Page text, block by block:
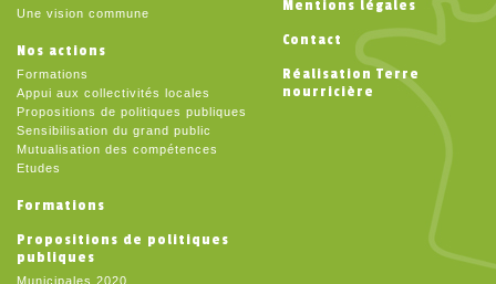
Une vision commune
Nos actions
Formations
Appui aux collectivités locales
Propositions de politiques publiques
Sensibilisation du grand public
Mutualisation des compétences
Etudes
Formations
Propositions de politiques
publiques
Municipales 2020
Mentions légales
Contact
Réalisation Terre
nourricière